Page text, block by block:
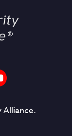
Alliance.